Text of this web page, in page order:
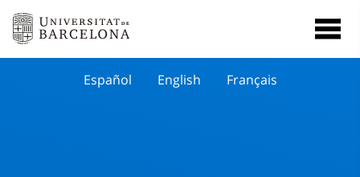
Español English Français